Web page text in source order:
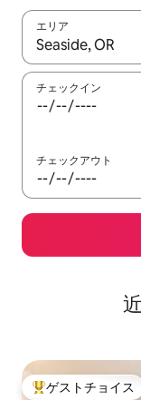
エリア
検索結果が表示
チェックイン
チェックアウト
大好評のゲストチ
ゲストチョイス